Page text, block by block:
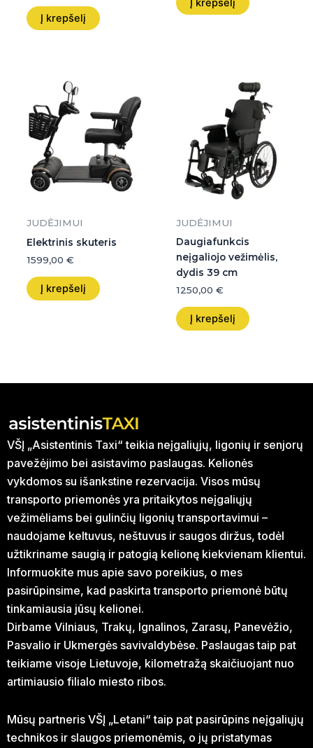
Į krepšelį
Į krepšelį
JUDĖJIMUI
Elektrinis skuteris
1599,00 €
Į krepšelį
JUDĖJIMUI
Daugiafunkcis
neįgaliojo vežimėlis,
dydis 39 cm
1250,00 €
Į krepšelį
VŠĮ „Asistentinis Taxi“ teikia neįgaliųjų, ligonių ir senjorų
pavežėjimo bei asistavimo paslaugas. Kelionės
vykdomos su išankstine rezervacija. Visos mūsų
transporto priemonės yra pritaikytos neįgaliųjų
vežimėliams bei gulinčių ligonių transportavimui –
naudojame keltuvus, neštuvus ir saugos diržus, todėl
užtikriname saugią ir patogią kelionę kiekvienam klientui.
Informuokite mus apie savo poreikius, o mes
pasirūpinsime, kad paskirta transporto priemonė būtų
tinkamiausia jūsų kelionei.
Dirbame Vilniaus, Trakų, Ignalinos, Zarasų, Panevėžio,
Pasvalio ir Ukmergės savivaldybėse. Paslaugas taip pat
teikiame visoje Lietuvoje, kilometražą skaičiuojant nuo
artimiausio filialo miesto ribos.
Mūsų partneris VŠĮ „Letani“ taip pat pasirūpins neįgaliųjų
technikos ir slaugos priemonėmis, o jų pristatymas